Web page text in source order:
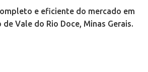
e eficiente do mercado em
de Vale do Rio Doce, Minas Gerais.